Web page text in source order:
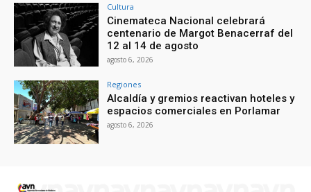
Cultura
Cinemateca Nacional celebrará
centenario de Margot Benacerraf del
12 al 14 de agosto
agosto 6, 2026
Regiones
Alcaldía y gremios reactivan hoteles y
espacios comerciales en Porlamar
agosto 6, 2026